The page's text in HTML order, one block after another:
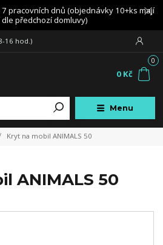
pracovních dnů (objednávky 10+ks mají
předchozí domluvy)
Menu
16 hod.)
0
0 Kč
Kryt na mobil ANIMALS 50
ANIMALS 50